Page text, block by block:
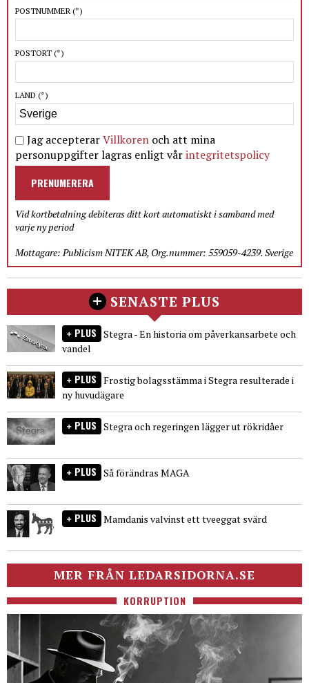
POSTNUMMER (*)
POSTORT (*)
LAND (*)
Jag accepterarVillkoren och att mina
personuppgifter lagras enligt vårintegritetspolicy
PRENUMERERA
Vid kortbetalning debiteras ditt kort automatiskt i samband med
varje ny period
Mottagare: Publicism NITEK AB, Org.nummer: 559059-4239. Sverige
SENASTE PLUS
PLUS Stegra - En historia om påverkansarbete och
vandel
PLUS Frostig bolagsstämma i Stegra resulterade i
ny huvudägare
PLUS Stegra och regeringen lägger ut rökridåer
PLUS Så förändras MAGA
PLUS Mamdanis valvinst ett tveeggat svärd
MER FRÅN LEDARSIDORNA.SE
KORRUPTION